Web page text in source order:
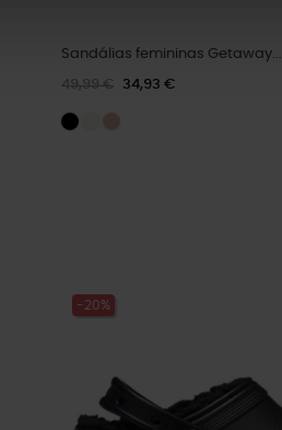
Sandálias femininas Getaway...
49,99 € 34,93 €
-20%